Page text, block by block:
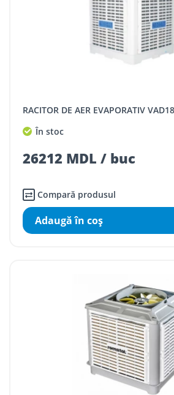
RACITOR DE AER EVAPORATIV
În stoc
26212 MDL / buc
Compară produsul
Adaugă în coş